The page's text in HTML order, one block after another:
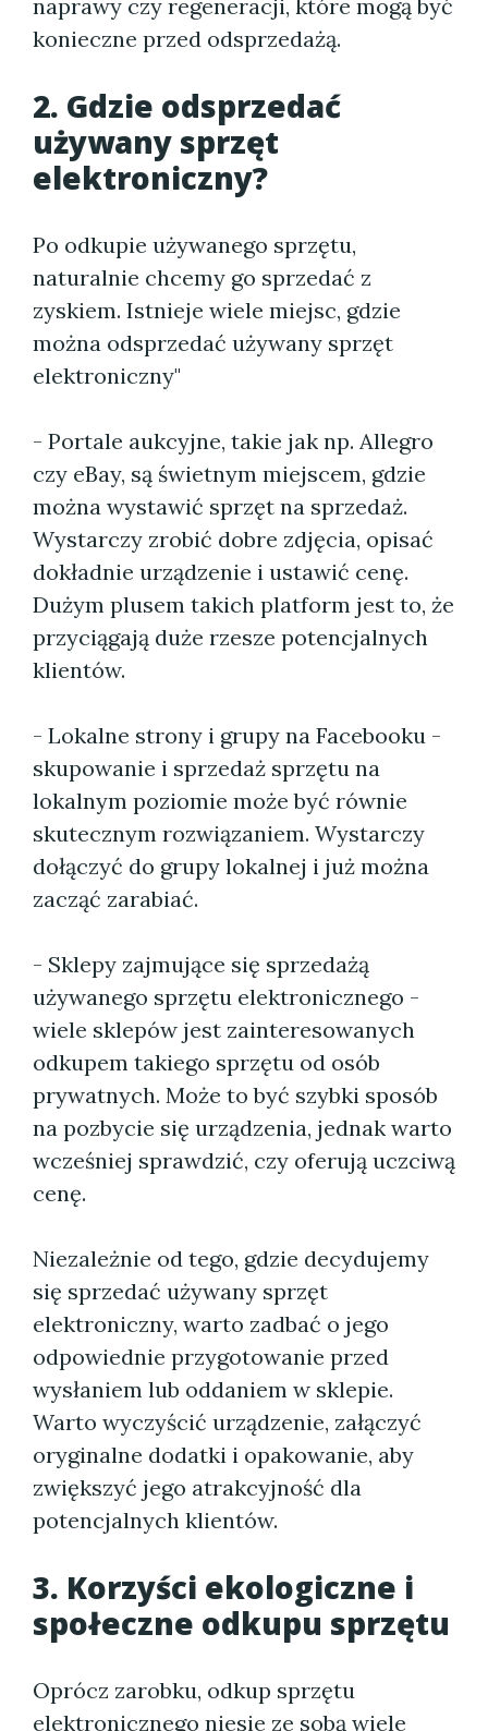
naprawy czy regeneracji, które mogą być
konieczne przed odsprzedażą.
2. Gdzie odsprzedać
używany sprzęt
elektroniczny?
Po odkupie używanego sprzętu,
naturalnie chcemy go sprzedać z
zyskiem. Istnieje wiele miejsc, gdzie
można odsprzedać używany sprzęt
elektroniczny"
- Portale aukcyjne, takie jak np. Allegro
czy eBay, są świetnym miejscem, gdzie
można wystawić sprzęt na sprzedaż.
Wystarczy zrobić dobre zdjęcia, opisać
dokładnie urządzenie i ustawić cenę.
Dużym plusem takich platform jest to, że
przyciągają duże rzesze potencjalnych
klientów.
- Lokalne strony i grupy na Facebooku -
skupowanie i sprzedaż sprzętu na
lokalnym poziomie może być równie
skutecznym rozwiązaniem. Wystarczy
dołączyć do grupy lokalnej i już można
zacząć zarabiać.
- Sklepy zajmujące się sprzedażą
używanego sprzętu elektronicznego -
wiele sklepów jest zainteresowanych
odkupem takiego sprzętu od osób
prywatnych. Może to być szybki sposób
na pozbycie się urządzenia, jednak warto
wcześniej sprawdzić, czy oferują uczciwą
cenę.
Niezależnie od tego, gdzie decydujemy
się sprzedać używany sprzęt
elektroniczny, warto zadbać o jego
odpowiednie przygotowanie przed
wysłaniem lub oddaniem w sklepie.
Warto wyczyścić urządzenie, załączyć
oryginalne dodatki i opakowanie, aby
zwiększyć jego atrakcyjność dla
potencjalnych klientów.
3. Korzyści ekologiczne i
społeczne odkupu sprzętu
Oprócz zarobku, odkup sprzętu
elektronicznego niesie ze sobą wiele